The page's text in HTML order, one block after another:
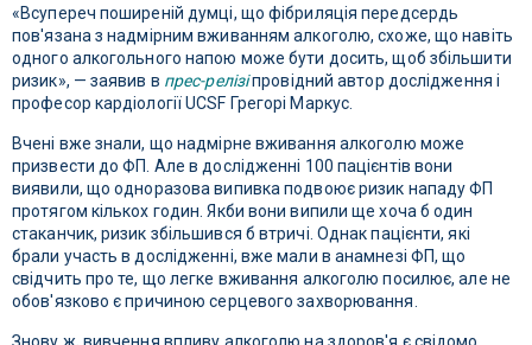
«Всупереч поширеній думці, що фібриляція передсердь
пов'язана з надмірним вживанням алкоголю, схоже, що навіть
одного алкогольного напою може бути досить, щоб збільшити
ризик», — заявив в прес-релізіпровідний автор дослідження і
професор кардіології UCSF Грегорі Маркус.
Вчені вже знали, що надмірне вживання алкоголю може
призвести до ФП. Але в дослідженні 100 пацієнтів вони
виявили, що одноразова випивка подвоює ризик нападу ФП
протягом кількох годин. Якби вони випили ще хоча б один
стаканчик, ризик збільшився б втричі. Однак пацієнти, які
брали участь в дослідженні, вже мали в анамнезі ФП, що
свідчить про те, що легке вживання алкоголю посилює, але не
обов'язково є причиною серцевого захворювання.